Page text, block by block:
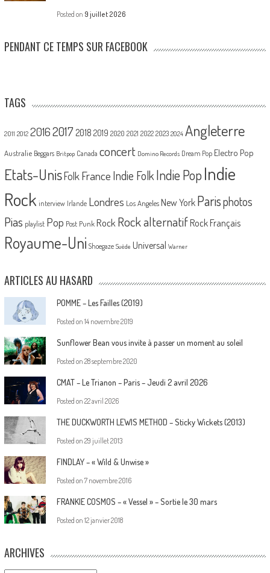
Posted on 9 juillet 2026
PENDANT CE TEMPS SUR FACEBOOK
TAGS
2011 2012 20162017 2018 2019 2020 2021 2022 2023 2024 Angleterre
Australie Beggars Britpop Canada concert Domino Records Dream Pop Electro Pop
Etats-UnisFolk France Indie Folk Indie PopIndie
Rock interview Irlande Londres Los Angeles New York Parisphotos
Pias playlist Pop Post Punk Rock Rock alternatif Rock Français
Royaume-Uni Shoegaze Suède Universal Warner
ARTICLES AU HASARD
POMME – Les Failles (2019)
Posted on 14 novembre 2019
Sunflower Bean vous invite à passer un moment au soleil
Posted on 28 septembre 2020
CMAT – Le Trianon – Paris – Jeudi 2 avril 2026
Posted on 22 avril 2026
THE DUCKWORTH LEWIS METHOD – Sticky Wickets (2013)
Posted on 29 juillet 2013
FINDLAY – « Wild & Unwise »
Posted on 7 novembre 2016
FRANKIE COSMOS – « Vessel » – Sortie le 30 mars
Posted on 12 janvier 2018
ARCHIVES